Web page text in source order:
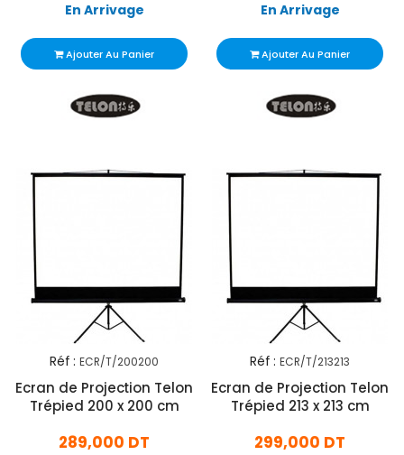
En Arrivage
Ajouter Au Panier
En Arrivage
Ajouter Au Panier
Réf : ECR/T/200200
Ecran de Projection Telon
Trépied 200 x 200 cm
289,000 DT
Réf : ECR/T/213213
Ecran de Projection Telon
Trépied 213 x 213 cm
299,000 DT